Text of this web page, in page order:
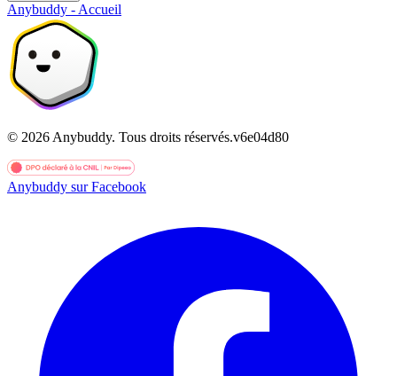
Anybuddy - Accueil
© 2026 Anybuddy. Tous droits réservés.v6e04d80
Anybuddy sur Facebook